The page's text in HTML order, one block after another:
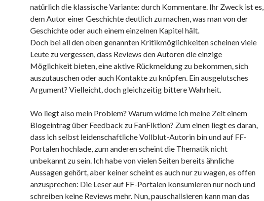
natürlich die klassische Variante: durch Kommentare. Ihr Zweck ist es,
dem Autor einer Geschichte deutlich zu machen, was man von der
Geschichte oder auch einem einzelnen Kapitel hält.
Doch bei all den oben genannten Kritikmöglichkeiten scheinen viele
Leute zu vergessen, dass Reviews den Autoren die einzige
Möglichkeit bieten, eine aktive Rückmeldung zu bekommen, sich
auszutauschen oder auch Kontakte zu knüpfen. Ein ausgelutsches
Argument? Vielleicht, doch gleichzeitig bittere Wahrheit.
Wo liegt also mein Problem? Warum widme ich meine Zeit einem
Blogeintrag über Feedback zu FanFiktion? Zum einen liegt es daran,
dass ich selbst leidenschaftliche Vollblut-Autorin bin und auf FF-
Portalen hochlade, zum anderen scheint die Thematik nicht
unbekannt zu sein. Ich habe von vielen Seiten bereits ähnliche
Aussagen gehört, aber keiner scheint es auch nur zu wagen, es offen
anzusprechen: Die Leser auf FF-Portalen konsumieren nur noch und
schreiben keine Reviews mehr. Nun, pauschalisieren kann man das